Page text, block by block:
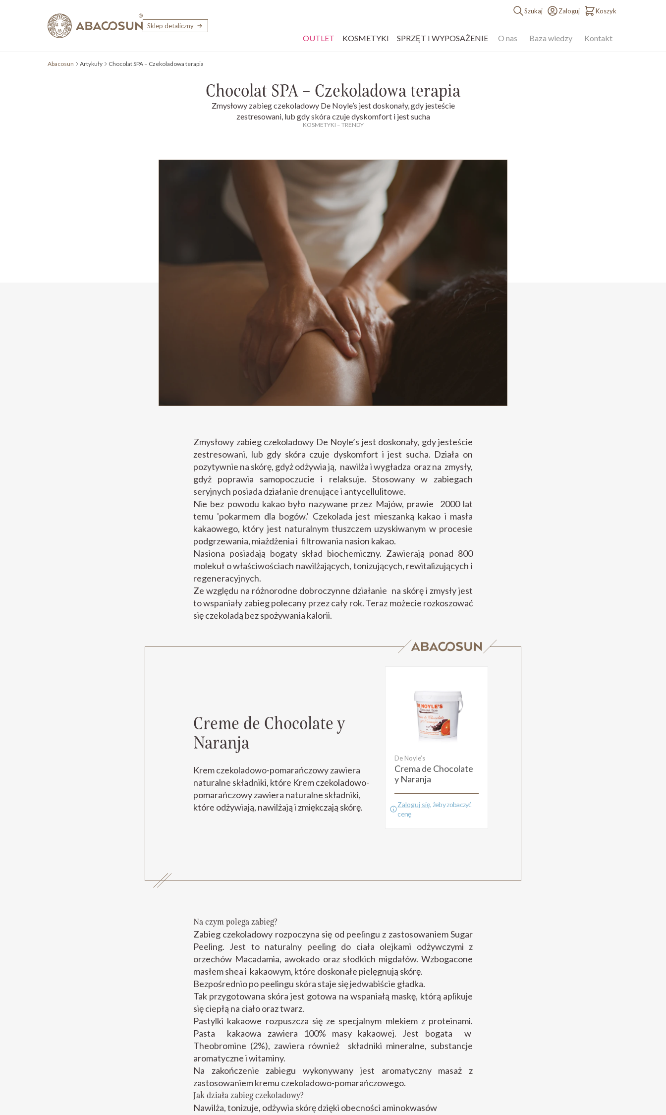
Sklep detaliczny
Szukaj Zaloguj Koszyk
OUTLET KOSMETYKI SPRZĘT I WYPOSAŻENIE O nas Baza wiedzy Kontakt
Abacosun Artykuły Chocolat SPA – Czekoladowa terapia
Chocolat SPA – Czekoladowa terapia
Zmysłowy zabieg czekoladowy De Noyle’s jest doskonały, gdy jesteście
zestresowani, lub gdy skóra czuje dyskomfort i jest sucha
KOSMETYKI – TRENDY
Zmysłowy zabieg czekoladowy De Noyle’s jest doskonały, gdy jesteście
zestresowani, lub gdy skóra czuje dyskomfort i jest sucha. Działa on
pozytywnie na skórę, gdyż odżywia ją, nawilża i wygładza oraz na zmysły,
gdyż poprawia samopoczucie i relaksuje. Stosowany w zabiegach
seryjnych posiada działanie drenujące i antycellulitowe.
Nie bez powodu kakao było nazywane przez Majów, prawie 2000 lat
temu 'pokarmem dla bogów.’ Czekolada jest mieszanką kakao i masła
kakaowego, który jest naturalnym tłuszczem uzyskiwanym w procesie
podgrzewania, miażdżenia i filtrowania nasion kakao.
Nasiona posiadają bogaty skład biochemiczny. Zawierają ponad 800
molekuł o właściwościach nawilżających, tonizujących, rewitalizujących i
regeneracyjnych.
Ze względu na różnorodne dobroczynne działanie na skórę i zmysły jest
to wspaniały zabieg polecany przez cały rok. Teraz możecie rozkoszować
się czekoladą bez spożywania kalorii.
Creme de Chocolate y
Naranja
Krem czekoladowo-pomarańczowy zawiera
naturalne składniki, które Krem czekoladowo-
pomarańczowy zawiera naturalne składniki,
które odżywiają, nawilżają i zmiękczają skórę.
De Noyle’s
Crema de Chocolate
y Naranja
Zaloguj się, żeby zobaczyć
cenę
Na czym polega zabieg?
Zabieg czekoladowy rozpoczyna się od peelingu z zastosowaniem Sugar
Peeling. Jest to naturalny peeling do ciała olejkami odżywczymi z
orzechów Macadamia, awokado oraz słodkich migdałów. Wzbogacone
masłem shea i kakaowym, które doskonałe pielęgnują skórę.
Bezpośrednio po peelingu skóra staje się jedwabiście gładka.
Tak przygotowana skóra jest gotowa na wspaniałą maskę, którą aplikuje
się ciepłą na ciało oraz twarz.
Pastylki kakaowe rozpuszcza się ze specjalnym mlekiem z proteinami.
Pasta kakaowa zawiera 100% masy kakaowej. Jest bogata w
Theobromine (2%), zawiera również składniki mineralne, substancje
aromatyczne i witaminy.
Na zakończenie zabiegu wykonywany jest aromatyczny masaż z
zastosowaniem kremu czekoladowo-pomarańczowego.
Jak działa zabieg czekoladowy?
Nawilża, tonizuje, odżywia skórę dzięki obecności aminokwasów